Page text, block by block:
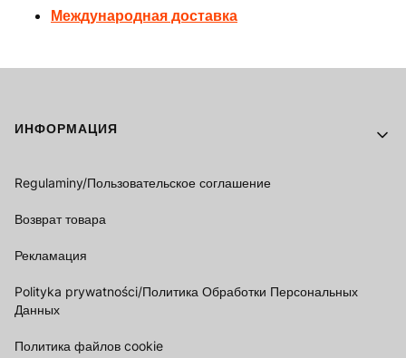
Международная доставка
Footer menu
ИНФОРМАЦИЯ
Regulaminy/Пользовательское соглашение
Возврат товара
Рекламация
Polityka prywatności/Политика Обработки Персональных
Данных
Политика файлов cookie